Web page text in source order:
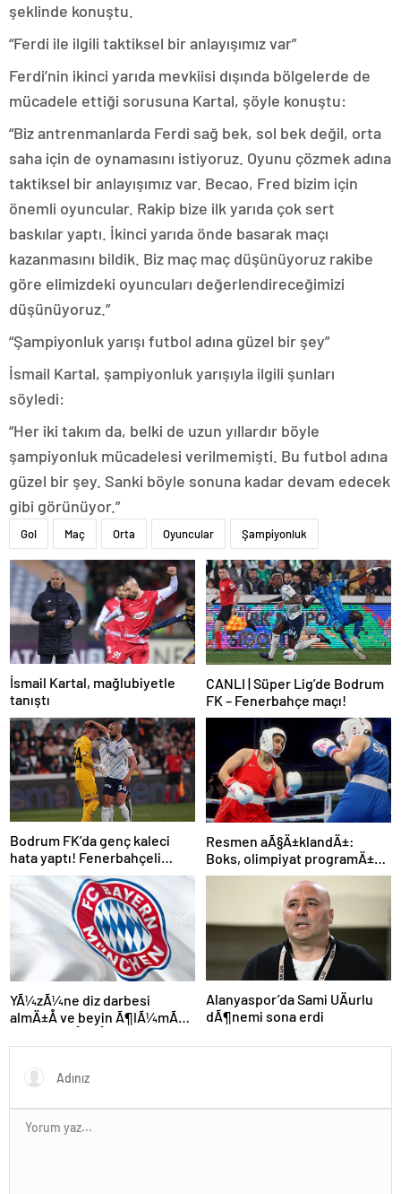
şeklinde konuştu.
“Ferdi ile ilgili taktiksel bir anlayışımız var”
Ferdi’nin ikinci yarıda mevkiisi dışında bölgelerde de
mücadele ettiği sorusuna Kartal, şöyle konuştu:
“Biz antrenmanlarda Ferdi sağ bek, sol bek değil, orta
saha için de oynamasını istiyoruz. Oyunu çözmek adına
taktiksel bir anlayışımız var. Becao, Fred bizim için
önemli oyuncular. Rakip bize ilk yarıda çok sert
baskılar yaptı. İkinci yarıda önde basarak maçı
kazanmasını bildik. Biz maç maç düşünüyoruz rakibe
göre elimizdeki oyuncuları değerlendireceğimizi
düşünüyoruz.”
“Şampiyonluk yarışı futbol adına güzel bir şey”
İsmail Kartal, şampiyonluk yarışıyla ilgili şunları
söyledi:
“Her iki takım da, belki de uzun yıllardır böyle
şampiyonluk mücadelesi verilmemişti. Bu futbol adına
güzel bir şey. Sanki böyle sonuna kadar devam edecek
gibi görünüyor.”
Gol Maç Orta Oyuncular Şampiyonluk
İsmail Kartal, mağlubiyetle
tanıştı
CANLI | Süper Lig’de Bodrum
FK – Fenerbahçe maçı!
Bodrum FK’da genç kaleci
hata yaptı! Fenerbahçeli
futbolcular teselli etti
Resmen aÃ§Ä±klandÄ±:
Boks, olimpiyat programÄ±na
dahil edildi
YÃ¼zÃ¼ne diz darbesi
almÄ±Å ve beyin Ã¶lÃ¼mÃ¼
MÃ¼nih DÃ¼nya
KarmasÄ±’nÄ±n genÃ§
futbolcusu hayatÄ±nÄ±
Alanyaspor’da Sami UÄurlu
dÃ¶nemi sona erdi